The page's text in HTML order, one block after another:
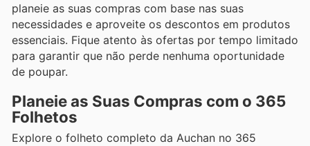
planeie as suas compras com base nas suas
necessidades e aproveite os descontos em produtos
essenciais. Fique atento às ofertas por tempo limitado
para garantir que não perde nenhuma oportunidade
de poupar.
Planeie as Suas Compras com o 365
Folhetos
Explore o folheto completo da Auchan no 365